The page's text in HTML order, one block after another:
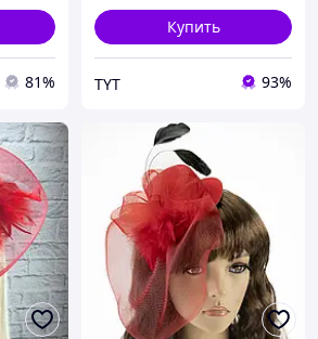
81%
Купить
TYT 93%